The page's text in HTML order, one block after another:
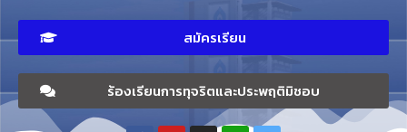
สมัครเรียน
ร้องเรียนการทุจริตและประพฤติมิชอบ